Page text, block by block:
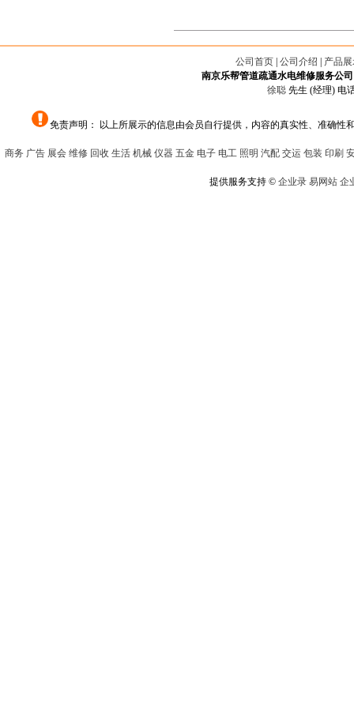
公司首页 公司介绍
产品
南京乐帮管道疏通水电维修服务公司
徐聪 先生 (经理) 电
免责声明： 以上所展示的信息由会员自行提供，内容的真实性、准确
商务 广告 展会 维修 回收 生活 机械 仪器 五金 电子 电工 照明 汽配 交运 包装 印刷
提供服务支持 © 企业录 易网站 企